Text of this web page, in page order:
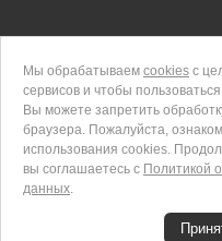
Мы обрабатываем cookies с
сервисов и чтобы
Вы можете запретить
браузера. Пожалуйста,
использования cookies.
вы соглашаетесь с Политикой
данных.